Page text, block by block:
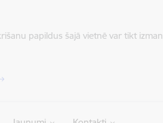
papildus šajā vietnē var tikt